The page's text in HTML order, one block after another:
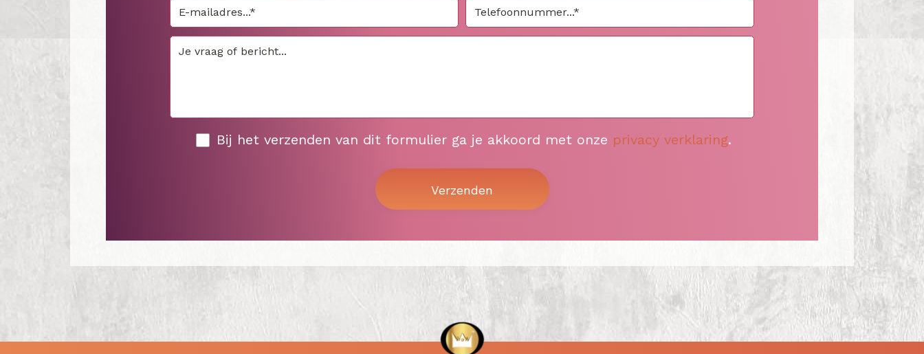
Bij het verzenden van dit formulier ga je akkoord met onze privacy verklaring.